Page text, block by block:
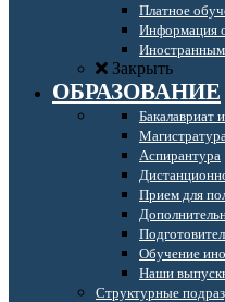
Платное
Информация
Закрыть
ОБРАЗОВАНИЕ
Бакалавриат
Аспирантура
Прием для
Обучение
Наши
Структурные